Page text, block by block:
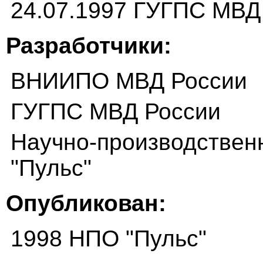
24.07.1997 ГУГПС МВД
Разработчики:
ВНИИПО МВД России
ГУГПС МВД России
Научно-
"Пульс"
Опубликован:
1998 НПО "Пульс"